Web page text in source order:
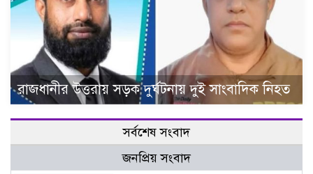
রাজধানীর উত্তরায় সড়ক দুর্ঘটনায় দুই সাংবাদিক নিহত
সর্বশেষ সংবাদ
জনপ্রিয় সংবাদ